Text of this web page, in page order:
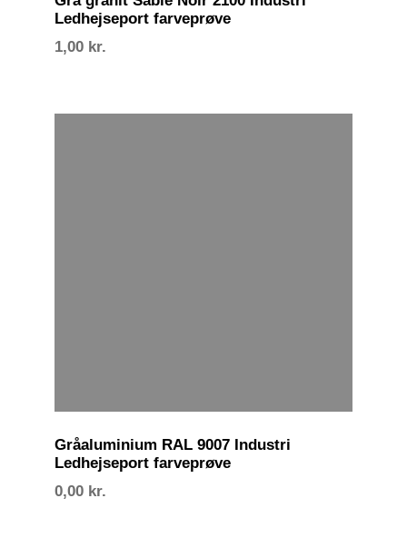
Ledhejseport farveprøve
1,00 kr.
Gråaluminium RAL 9007 Industri
Ledhejseport farveprøve
0,00 kr.